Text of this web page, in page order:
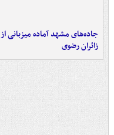
جاده‌های مشهد آماده میزبانی از
زائران رضوی